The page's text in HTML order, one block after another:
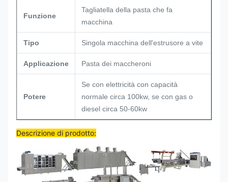
Funzione
Tagliatella della pasta che fa
macchina
Tipo Singola macchina dell'estrusore a vite
Applicazione Pasta dei maccheroni
Potere
Se con elettricità con capacità
normale circa 100kw, se con gas o
diesel circa 50-60kw
Descrizione di prodotto: